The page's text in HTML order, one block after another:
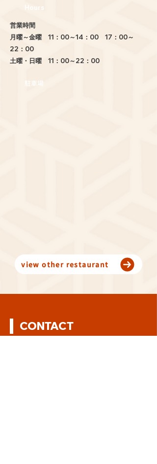
Hours
営業時間
月曜～金曜 11：00～14：00 17：00～
22：00
土曜・日曜 11：00～22：00
駐車場
view other restaurant
CONTACT